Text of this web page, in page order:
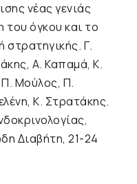
νέας γενιάς
όγκου και το
στρατηγικής. Γ.
Α. Καπαμά, Κ.
Μούλος, Π.
Κ. Στρατάκης.
Διαβήτη, 21-24